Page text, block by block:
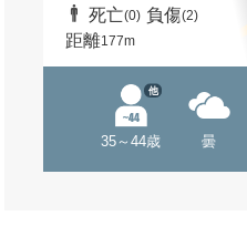
死亡(0) 負傷(2)
距離177m
35～44歳
他
曇